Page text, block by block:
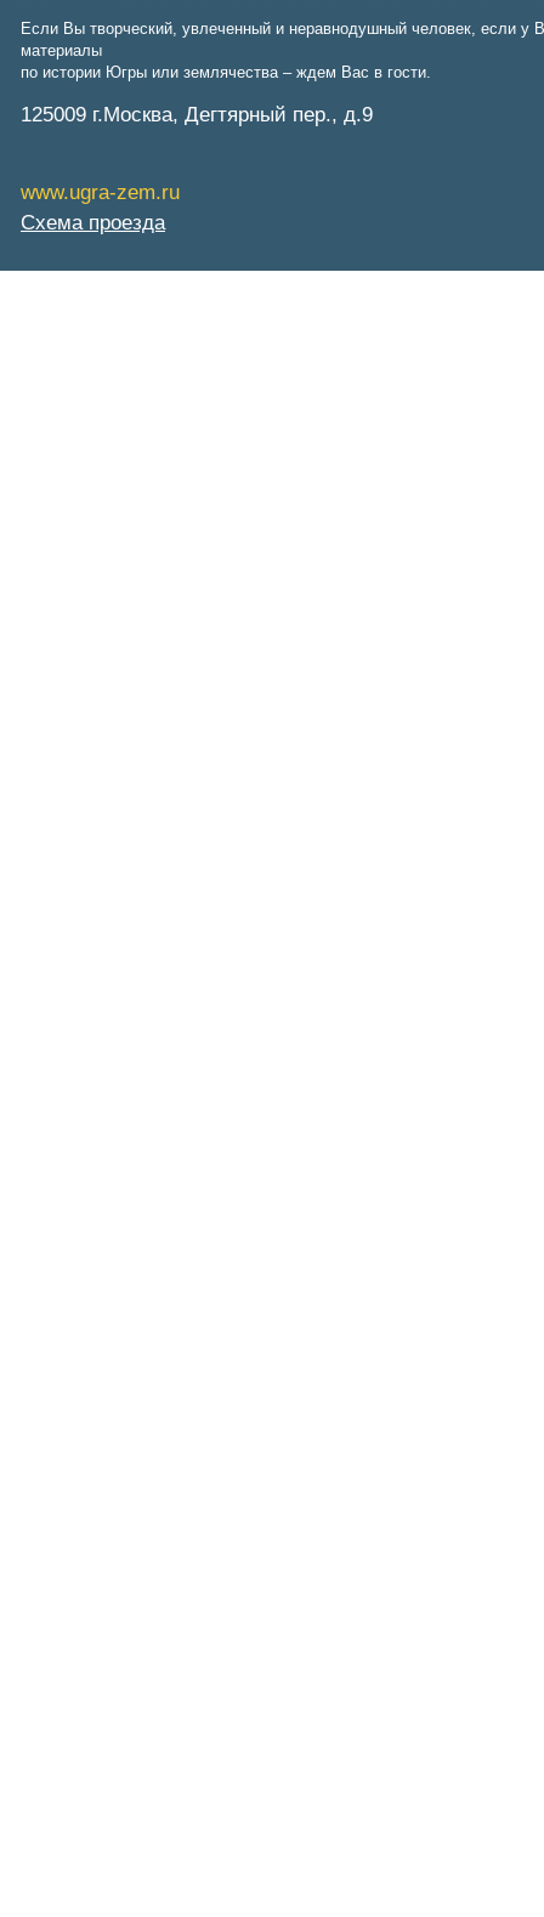
Если Вы творческий, увлеченный и неравнодушный человек, если у
материалы
по истории Югры или землячества – ждем Вас в гости.
125009 г.Москва, Дегтярный пер., д.9
www.ugra-zem.ru
Схема проезда